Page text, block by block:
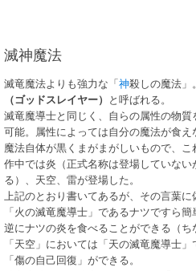
滅神魔法
滅竜魔法よりも強力な「神殺しの魔法」
（ゴッドスレイヤー） と呼ばれる。
滅竜魔導士と同じく、自らの属性の物
可能。属性によっては自分の魔法が食え
魔法自体が黒くまがまがしいもので、こ
作中では炎（正式名称は登場していな
る）、天空、雷が登場した。
上記のとおり書いてあるが、その言葉
「火の滅竜魔導士」であるナツですら簡
逆にナツの炎を食べることができる（ち
「天空」においては「天の滅竜魔導士
「傷の自己回復」ができる。